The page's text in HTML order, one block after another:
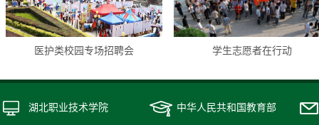
医护类校园专场招聘会 学生志愿者在行动
湖北职业技术学院 中华人民共和国教育部